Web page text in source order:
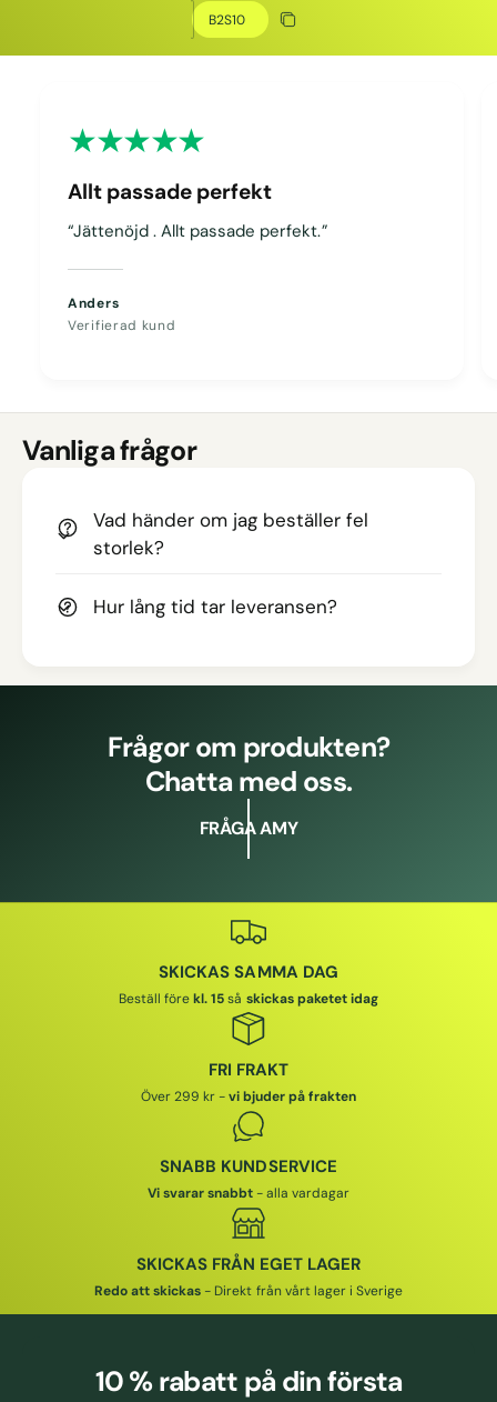
Kopierat
Kopiera rabatt
Allt passade perfekt
“Jättenöjd . Allt passade perfekt.”
Anders
Verifierad kund
Vanliga frågor
Vad händer om jag beställer fel
storlek?
Hur lång tid tar leveransen?
Frågor om produkten?
Chatta med oss.
FRÅGA AMY
SKICKAS SAMMA DAG
Beställ förekl. 15så skickas paketet idag
FRI FRAKT
Över 299 kr -vi bjuder på frakten
SNABB KUNDSERVICE
Vi svarar snabbt - alla vardagar
SKICKAS FRÅN EGET LAGER
Redo att skickas - Direkt från vårt lager i Sverige
10 % rabatt på din första